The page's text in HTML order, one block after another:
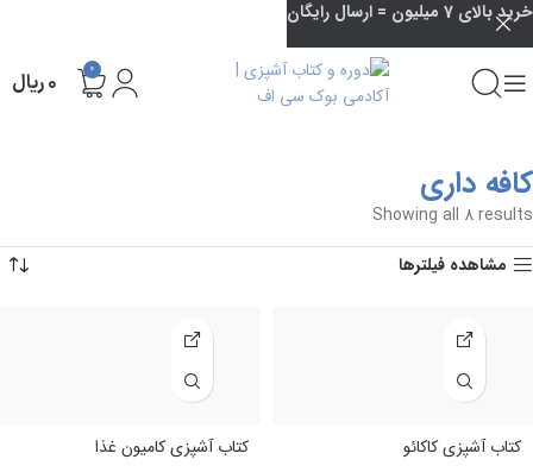
0 ۰ریال
کافه داری
Showing all 8 results
مشاهده فیلترها
کتاب آشپزی کاکائو کتاب آشپزی کامیون غذا
خرید بالای 7 میلیون = ارسال رایگان